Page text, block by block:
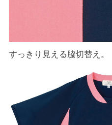
すっきり見える脇切替え。